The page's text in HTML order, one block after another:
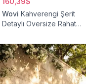
Wovi Kahverengi Şerit
Detaylı Oversize Rahat